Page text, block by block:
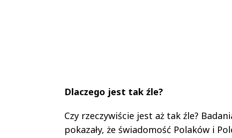
Dlaczego jest tak źle?
Czy rzeczywiście jest aż tak źle?
pokazały, że świadomość Polaków i